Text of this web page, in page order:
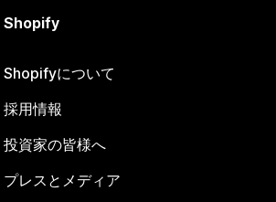
Shopify
Shopifyについて
採用情報
投資家の皆様へ
プレスとメディア